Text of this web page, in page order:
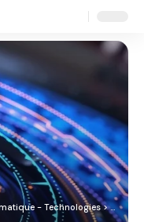
Resizer
- Technologies>Blog